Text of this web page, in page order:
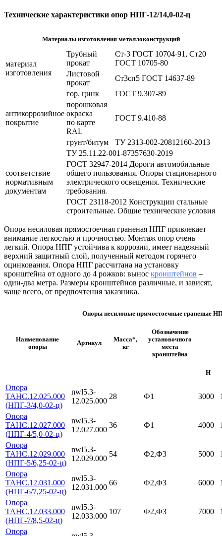
Технические характеристики опор НПГ-12/14,0-02-ц
Материалы изготовления металлоконструкций
материал
изготовления
Трубный
прокат
Ст-3 ГОСТ 10704-91, Ст20
ГОСТ 10705-80
Листовой
прокат
Ст3сп5 ГОСТ 14637-89
антикоррозийное
покрытие
гор. цинк
ГОСТ 9.307-89
порошковая
окраска
по карте
RAL
ГОСТ 9.410-88
грунт/битум ТУ 2313-002-20812160-2013
соответствие
нормативным
документам
ТУ 25.11.22-001-87357630-2019
ГОСТ 32947-2014 Дороги автомобильные
общего пользования. Опоры стационарного
электрического освещения. Технические
требования.
ГОСТ 23118-2012 Конструкции стальные
строительные. Общие технические условия
Опора несиловая прямостоечная граненая НПГ привлекает
внимание легкостью и прочностью. Монтаж опор очень
легкий. Опора НПГ устойчива к коррозии, имеет надежный
верхний защитный слой, полученный методом горячего
оцинкования. Опора НПГ рассчитана на установку
кронштейна от одного до 4 рожков: вынос кронштейнов –
один-два метра. Размеры кронштейнов различные, и зависят,
чаще всего, от предпочтения заказника.
Опоры несиловые прямостоечные граненые
Наименование
опоры
Артикул
Масса*,
кг
Обозначение
установочного
места
кронштейна
H
Опора
ТАНС.12.025.000
(НПГ-3/4,0-02-ц)
nwl5.3-
12.025.000
28 Ф1 3000
Опора
ТАНС.12.027.000
(НПГ-4/5,0-02-ц)
nwl5.3-
12.027.000
36 Ф1 4000
Опора
ТАНС.12.029.000
(НПГ-5/6,25-02-ц)
nwl5.3-
12.029.000
54 Ф2,Ф3 5000
Опора
ТАНС.12.031.000
(НПГ-6/7,25-02-ц)
nwl5.3-
12.031.000
66 Ф2,Ф3 6000
Опора
ТАНС.12.033.000
(НПГ-7/8,5-02-ц)
nwl5.3-
12.033.000
107 Ф2,Ф3 7000
Опора